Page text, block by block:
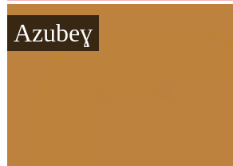
Azubeɣ